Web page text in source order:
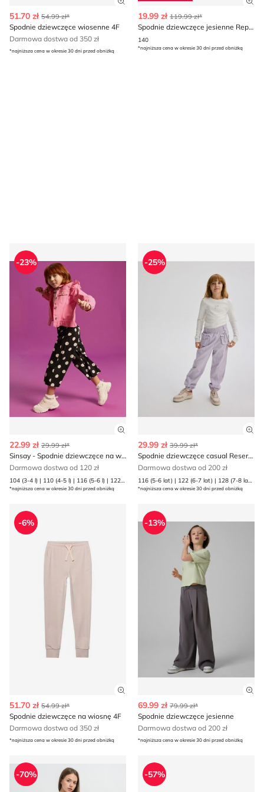
Zobacz szczegóły produktu
51.70 zł 54.99 zł*
Spodnie dziewczęce wiosenne 4F
Darmowa dostwa od 350 zł
*najniższa cena w okresie 30 dni przed obniżką
19.99 zł 119.99 zł*
Spodnie dziewczęce jesienne Reporter
140
*najniższa cena w okresie 30 dni przed obniżką
Sinsay - Spodnie dziewczęce na wiosnę
-23%
Zobacz szczegóły produktu
22.99 zł 29.99 zł*
Sinsay - Spodnie dziewczęce na wiosnę
Darmowa dostwa od 120 zł
104 (3-4 l) | 110 (4-5 l) | 116 (5-6 l) | 122 (6-7 l) | 128 (7-8 l) | 134 (8-9 l) | 140 (9-10 l) | 98 (2-3 l)
*najniższa cena w okresie 30 dni przed obniżką
Spodnie dziewczęce casual
-25%
29.99 zł 39.99 zł*
Spodnie dziewczęce casual Reserved
Darmowa dostwa od 200 zł
116 (5-6 lat) | 122 (6-7 lat) | 128 (7-8 lat) | 134 (8 lat) | 140 (9 lat) | 146 (10 lat) | 152 (11 lat) | 158 (12 lat) | 164 (13 lat)
*najniższa cena w okresie 30 dni przed obniżką
Spodnie dziewczęce na wiosnę 4F
-6%
Zobacz szczegóły produktu
51.70 zł 54.99 zł*
Spodnie dziewczęce na wiosnę 4F
Darmowa dostwa od 350 zł
*najniższa cena w okresie 30 dni przed obniżką
Spodnie dziewczęce
-13%
69.99 zł 79.99 zł*
Spodnie dziewczęce jesienne
Darmowa dostwa od 200 zł
*najniższa cena w okresie 30 dni przed obniżką
Spodnie dziewczęce na wiosnę Reporter
-70%
Spodnie dziewczęce na
-57%